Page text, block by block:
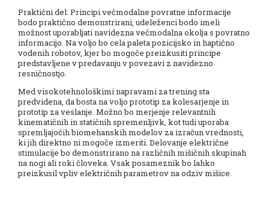
Praktični del: Principi večmodalne povratne informacije
bodo praktično demonstrirani, udeleženci bodo imeli
možnost uporabljati navidezna večmodalna okolja s povratno
informacijo. Na voljo bo cela paleta pozicijsko in haptično
vodenih robotov, kjer bo mogoče preizkusiti principe
predstavljene v predavanju v povezavi z navidezno
resničnostjo.
Med visokotehnološkimi napravami za trening sta
predvidena, da bosta na voljo prototip za kolesarjenje in
prototip za veslanje. Možno bo merjenje relevantnih
kinematičnih in statičnih spremenljivk, kot tudi uporaba
spremljajočih biomehanskih modelov za izračun vrednosti,
ki jih direktno ni mogoče izmeriti. Delovanje električne
stimulacije bo demonstrirano na različnih mišičnih skupinah
na nogi ali roki človeka. Vsak posameznik bo lahko
preizkusil vpliv električnih parametrov na odziv mišice.